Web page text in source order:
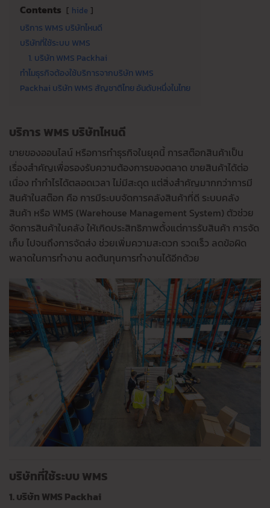
Contents hide
บริการ WMS บริษัทไหนดี
บริษัทที่ใช้ระบบ WMS
1. บริษัท WMS Packhai
ทำไมธุรกิจต้องใช้บริการจากบริษัท WMS
Packhai บริษัท WMS สัญชาติไทย อันดับหนึ่งในไทย
บริการ WMS บริษัทไหนดี
ขายของออนไลน์ หรือการทำธุรกิจในยุคนี้ การสต๊อกสินค้าเป็น
เรื่องสำคัญเพื่อรองรับความต้องการของตลาด ขายสินค้าได้ต่อ
เนื่อง ทำกำไรได้ตลอดเวลา ไม่มีสะดุด แต่สิ่งสำคัญมากกว่าการมี
สินค้าในสต๊อก คือ การมีระบบจัดการคลังสินค้าที่ดี ระบบคลัง
สินค้า หรือ WMS (Warehouse Management System) ตัวช่วย
จัดการสินค้าในคลัง ให้เกิดประสิทธิภาพตั้งแต่การรับสินค้า การจัด
เก็บ ไปจนถึงการจัดส่ง ช่วยเพิ่มความสะดวก รวดเร็ว ลดข้อผิด
พลาดในการทำงาน ลดต้นทุนการทำงานได้อีกด้วย
บริษัทที่ใช้ระบบ WMS
1. บริษัท WMS Packhai